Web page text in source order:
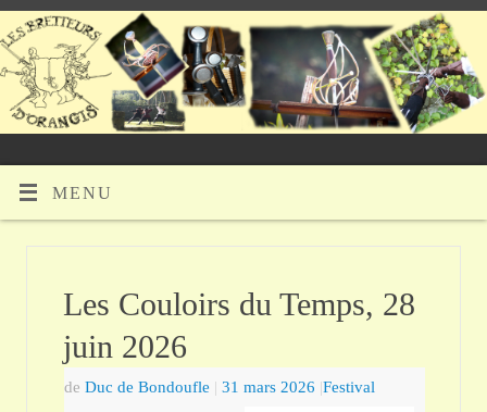
MENU
Les Couloirs du Temps, 28
juin 2026
de Duc de Bondoufle | 31 mars 2026 |Festival